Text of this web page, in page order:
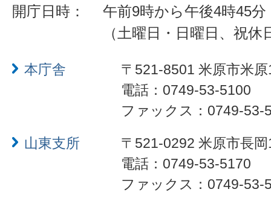
開庁日時：
午前9時から午後4時45分
（土曜日・日曜日、祝
本庁舎
〒521-8501 米原市米
電話：0749-53-5100
ファックス：0749-53-
山東支所
〒521-0292 米原市長
電話：0749-53-5170
ファックス：0749-53-